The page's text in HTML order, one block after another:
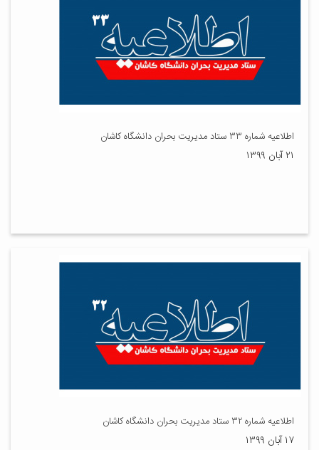
اطلاعیه شماره ۳۳ ستاد مدیریت بحران دانشگاه کاشان
۲۱ آبان ۱۳۹۹
اطلاعیه شماره ۳۲ ستاد مدیریت بحران دانشگاه کاشان
۱۷ آبان ۱۳۹۹